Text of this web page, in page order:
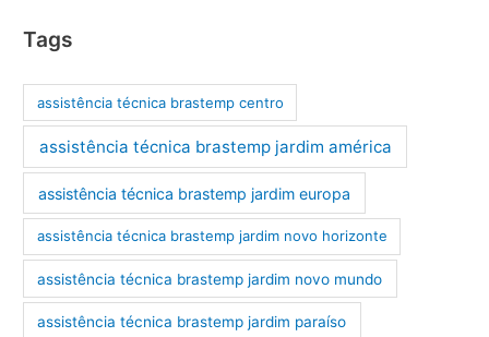
Tags
assistência técnica brastemp centro
assistência técnica brastemp jardim américa
assistência técnica brastemp jardim europa
assistência técnica brastemp jardim novo horizonte
assistência técnica brastemp jardim novo mundo
assistência técnica brastemp jardim paraíso